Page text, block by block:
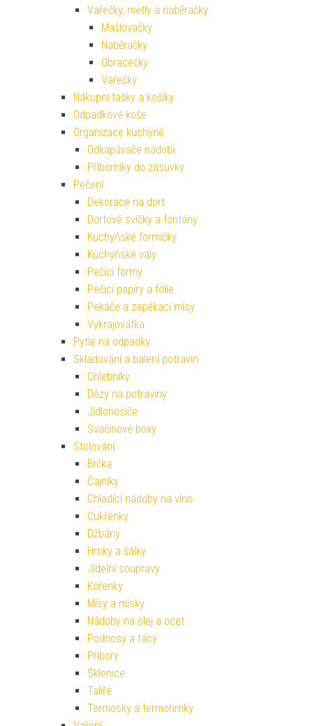
Vařečky, metly a naběračky
Mašlovačky
Naběračky
Obracečky
Vařečky
Nákupní tašky a košíky
Odpadkové koše
Organizace kuchyně
Odkapávače nádobí
Příborníky do zásuvky
Pečení
Dekorace na dort
Dortové svíčky a fontány
Kuchyňské formičky
Kuchyňské vály
Pečicí formy
Pečicí papíry a fólie
Pekáče a zapékací mísy
Vykrajovátka
Pytle na odpadky
Skladování a balení potravin
Chlebníky
Dózy na potraviny
Jídlonosiče
Svačinové boxy
Stolování
Brčka
Čajníky
Chladící nádoby na víno
Cukřenky
Džbány
Hrnky a šálky
Jídelní soupravy
Kořenky
Mísy a misky
Nádoby na olej a ocet
Podnosy a tácy
Příbory
Sklenice
Talíře
Termosky a termohrnky